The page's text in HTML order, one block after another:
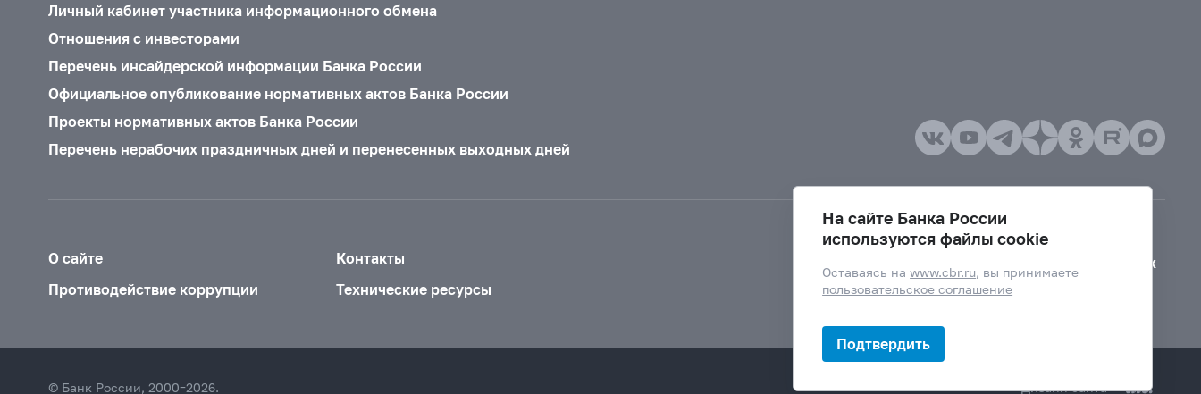
Личный кабинет участника информационного обмена
Отношения с инвесторами
Перечень инсайдерской информации Банка России
Официальное опубликование нормативных актов Банка России
Проекты нормативных актов Банка России
Перечень нерабочих праздничных дней и перенесенных выходных дней
О сайте
Контакты
Противодействие коррупции
Технические ресурсы
Версия для слабовидящих
© Банк России, 2000–2026. Дизайн сайта —
На сайте Банка России
используются файлы cookie
Оставаясь наwww.cbr.ru, вы принимаете
пользовательское соглашение
Подтвердить